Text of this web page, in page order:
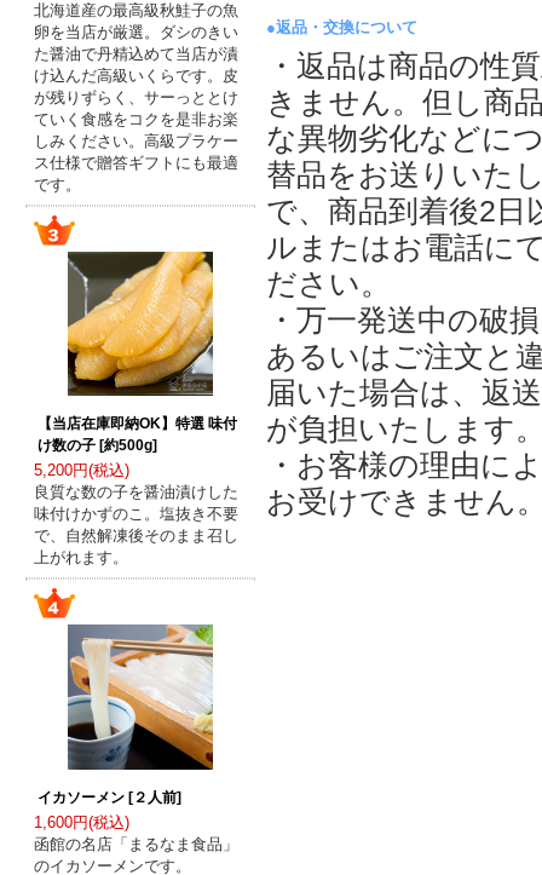
北海道産の最高級秋鮭子の魚
卵を当店が厳選。ダシのきい
た醤油で丹精込めて当店が漬
け込んだ高級いくらです。皮
が残りずらく、サーっととけ
ていく食感をコクを是非お楽
しみください。高級プラケー
ス仕様で贈答ギフトにも最適
です。
【当店在庫即納OK】特選 味付
け数の子 [約500g]
5,200円(税込)
良質な数の子を醤油漬けした
味付けかずのこ。塩抜き不要
で、自然解凍後そのまま召し
上がれます。
イカソーメン [２人前]
1,600円(税込)
函館の名店「まるなま食品」
のイカソーメンです。
●返品・交換について
・返品は商品の性
きません。但し商
な異物劣化などに
替品をお送りいた
で、商品到着後2日
ルまたはお電話に
ださい。
・万一発送中の破
あるいはご注文と
届いた場合は、返
が負担いたします
・お客様の理由に
お受けできません